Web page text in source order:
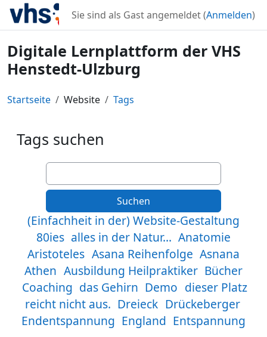
Zum Hauptinhalt
Sie sind als Gast angemeldet (Anmelden)
Digitale Lernplattform der VHS
Henstedt-Ulzburg
Startseite Website Tags
Tags suchen
Tags suchen
(Einfachheit in der) Website-Gestaltung
80ies alles in der Natur... Anatomie
Aristoteles Asana Reihenfolge Asnana
Athen Ausbildung Heilpraktiker Bücher
Coaching das Gehirn Demo dieser Platz
reicht nicht aus. Dreieck Drückeberger
Endentspannung England Entspannung